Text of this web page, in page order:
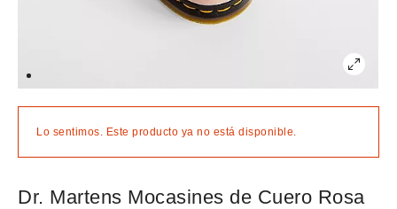
Lo sentimos. Este producto ya no está disponible.
Dr. Martens Mocasines de Cuero Rosa